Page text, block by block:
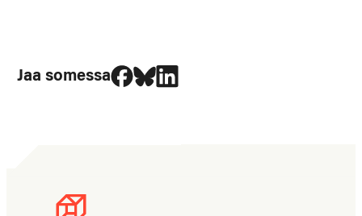
Jaa somessa
Jaa Facebookissa
Jaa Blueskyssa
Jaa LinkedIn:ssä